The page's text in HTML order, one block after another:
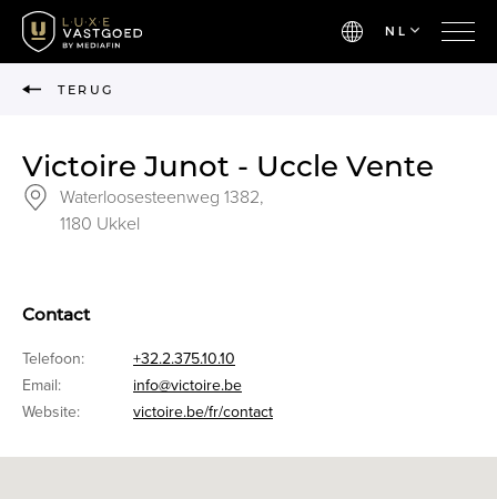
NL
TERUG
Victoire Junot - Uccle Vente
Waterloosesteenweg 1382,
1180 Ukkel
Contact
Telefoon:
+32.2.375.10.10
Email:
info@victoire.be
Website:
victoire.be/fr/contact